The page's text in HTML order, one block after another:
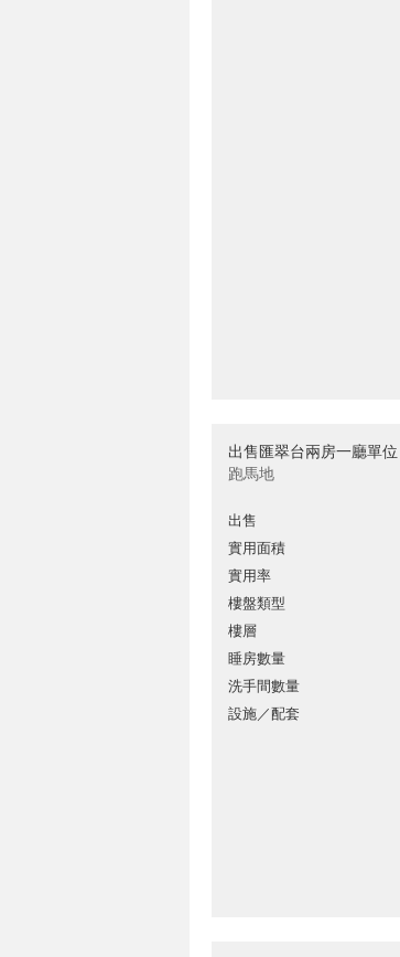
出售匯翠台兩房一廳單位
跑馬地
出售
實用面積
實用率
樓盤類型
樓層
睡房數量
洗手間數量
設施／配套